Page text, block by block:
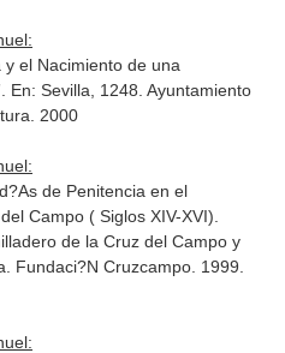
el Nacimiento de una
En: Sevilla, 1248 . Ayuntamiento
2000
de Penitencia en el
Campo ( Siglos XIV-XVI).
de la Cruz del Campo y
. Fundaci?N Cruzcampo. 1999.